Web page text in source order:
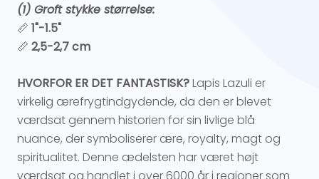
(1) Groft stykke størrelse:
📏 1"-1.5"
📏 2,5-2,7 cm
HVORFOR ER DET FANTASTISK?Lapis Lazuli er
virkelig ærefrygtindgydende, da den er blevet
værdsat gennem historien for sin livlige blå
nuance, der symboliserer ære, royalty, magt og
spiritualitet. Denne ædelsten har været højt